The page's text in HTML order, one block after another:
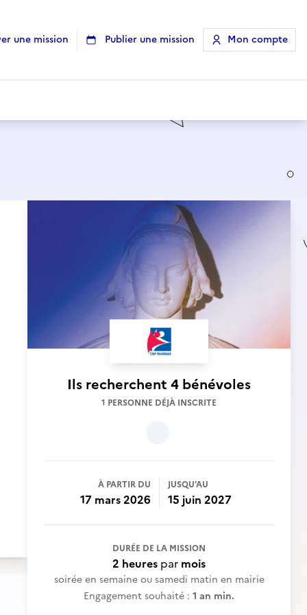
une mission Publier une mission Mon compte
Ils recherchent 4 bénévoles
1 PERSONNE DÉJÀ INSCRITE
À PARTIR DU
17 mars 2026
JUSQU'AU
15 juin 2027
DURÉE DE LA MISSION
2 heures par mois
soirée en semaine ou samedi matin en mairie
Engagement souhaité : 1 an min.